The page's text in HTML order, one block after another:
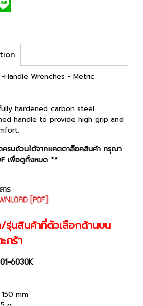
Handle Wrenches - Metric
hardened carbon steel.
handle to provide high grip and
ครบถ้วนได้จากแคตตาล็อคสินค้า กรุณา
เพื่อดูทั้งหมด **
นสินค้าที่ตัวเลือกด้านบน
กร้า
6030K
mm